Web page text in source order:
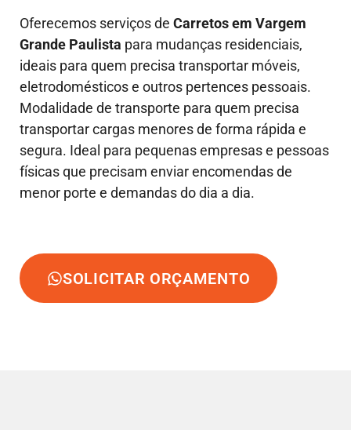
Oferecemos serviços de Carretos em Vargem
Grande Paulista para mudanças residenciais,
ideais para quem precisa transportar móveis,
eletrodomésticos e outros pertences pessoais.
Modalidade de transporte para quem precisa
transportar cargas menores de forma rápida e
segura. Ideal para pequenas empresas e pessoas
físicas que precisam enviar encomendas de
menor porte e demandas do dia a dia.
SOLICITAR ORÇAMENTO